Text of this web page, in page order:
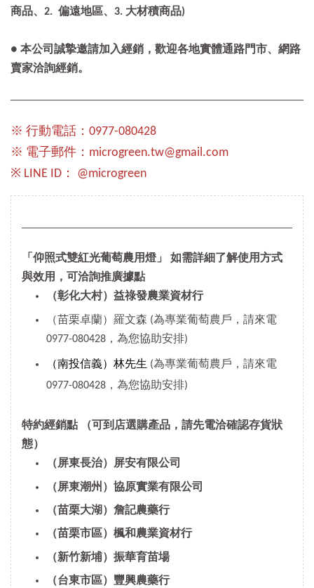
商品、2. 偏遠地區、3. 大材積商品)
● 本公司誠摯邀請加入經銷，歡迎各地實體通路門市、網路
賣家洽詢經銷。
※ 行動電話：0977-080428
※ 電子郵件：microgreen.tw@gmail.com
※ LINE ID： @microgreen
「仰照式雙紅光葡萄農用燈」 如需詳細了解使用方式
與效用，可洽詢推廣據點
（彰化大村）益祿發農業資材行
（苗栗卓蘭）羅文森 (為專業葡萄農戶，請來電
0977-080428，為您協助安排)
（南投信義）林先生 (為專業葡萄農戶，請來電
0977-080428，為您協助安排)
特約經銷點
（可到店選購產品，請先電洽確認存貨狀
態）
（屏東長治）屏安有限公司
（屏東潮州）協原實業有限公司
（苗栗大湖）詹記農藥行
（苗栗市區）楓和農業資材行
（新竹新埔）振華育苗場
（台東市區）豐興農藥行